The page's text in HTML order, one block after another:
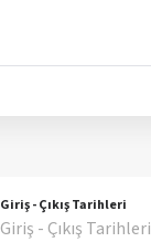
Giriş - Çıkış Tarihleri
Giriş - Çıkış Tarihleri